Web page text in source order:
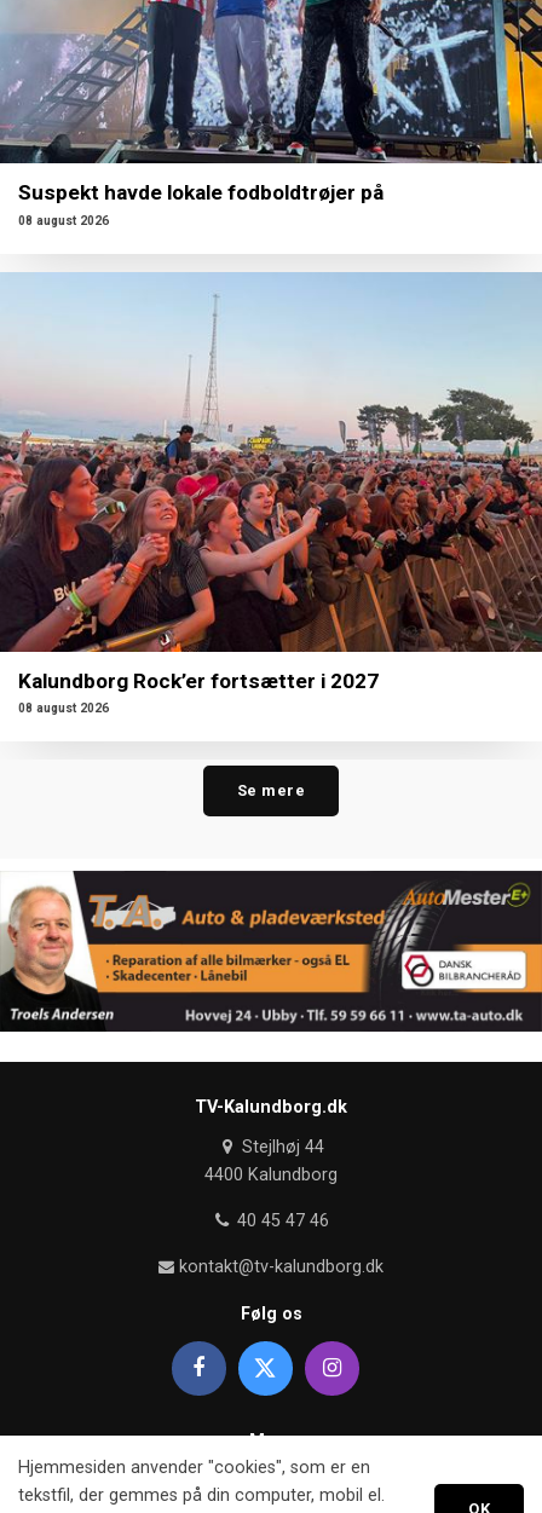
Suspekt havde lokale fodboldtrøjer på
08 august 2026
Kalundborg Rock’er fortsætter i 2027
08 august 2026
Se mere
TV-Kalundborg.dk
Stejlhøj 44
4400 Kalundborg
40 45 47 46
kontakt@tv-kalundborg.dk
Følg os
Mere
Om TV kalundborg
Hjemmesiden anvender "cookies", som er en
tekstfil, der gemmes på din computer, mobil el.
OK